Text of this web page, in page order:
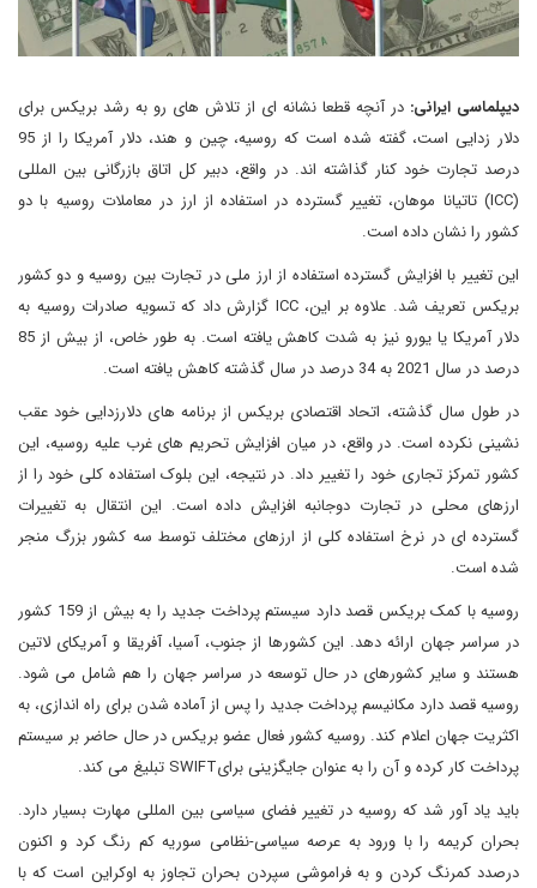
دیپلماسی ایرانی: در آنچه قطعا نشانه ای از تلاش های رو به رشد بریکس برای
دلار زدایی است، گفته شده است که روسیه، چین و هند، دلار آمریکا را از 95
درصد تجارت خود کنار گذاشته اند. در واقع، دبیر کل اتاق بازرگانی بین المللی
(ICC) تاتیانا موهان، تغییر گسترده در استفاده از ارز در معاملات روسیه با دو
کشور را نشان داده است.
این تغییر با افزایش گسترده استفاده از ارز ملی در تجارت بین روسیه و دو کشور
بریکس تعریف شد. علاوه بر این، ICC گزارش داد که تسویه صادرات روسیه به
دلار آمریکا یا یورو نیز به شدت کاهش یافته است. به طور خاص، از بیش از 85
درصد در سال 2021 به 34 درصد در سال گذشته کاهش یافته است.
در طول سال گذشته، اتحاد اقتصادی بریکس از برنامه های دلارزدایی خود عقب
نشینی نکرده است. در واقع، در میان افزایش تحریم های غرب علیه روسیه، این
کشور تمرکز تجاری خود را تغییر داد. در نتیجه، این بلوک استفاده کلی خود را از
ارزهای محلی در تجارت دوجانبه افزایش داده است. این انتقال به تغییرات
گسترده ای در نرخ استفاده کلی از ارزهای مختلف توسط سه کشور بزرگ منجر
شده است.
روسیه با کمک بریکس قصد دارد سیستم پرداخت جدید را به بیش از 159 کشور
در سراسر جهان ارائه دهد. این کشورها از جنوب، آسیا، آفریقا و آمریکای لاتین
هستند و سایر کشورهای در حال توسعه در سراسر جهان را هم شامل می شود.
روسیه قصد دارد مکانیسم پرداخت جدید را پس از آماده شدن برای راه اندازی، به
اکثریت جهان اعلام کند. روسیه کشور فعال عضو بریکس در حال حاضر بر سیستم
پرداخت کار کرده و آن را به عنوان جایگزینی برایSWIFT تبلیغ می کند.
باید یاد آور شد که روسیه در تغییر فضای سیاسی بین المللی مهارت بسیار دارد.
بحران کریمه را با ورود به عرصه سیاسی-نظامی سوریه کم رنگ کرد و اکنون
درصدد کمرنگ کردن و به فراموشی سپردن بحران تجاوز به اوکراین است که با